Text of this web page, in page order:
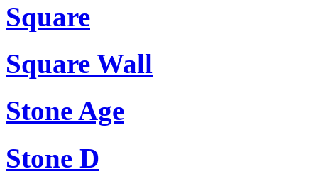
Square
Square Wall
Stone Age
Stone D